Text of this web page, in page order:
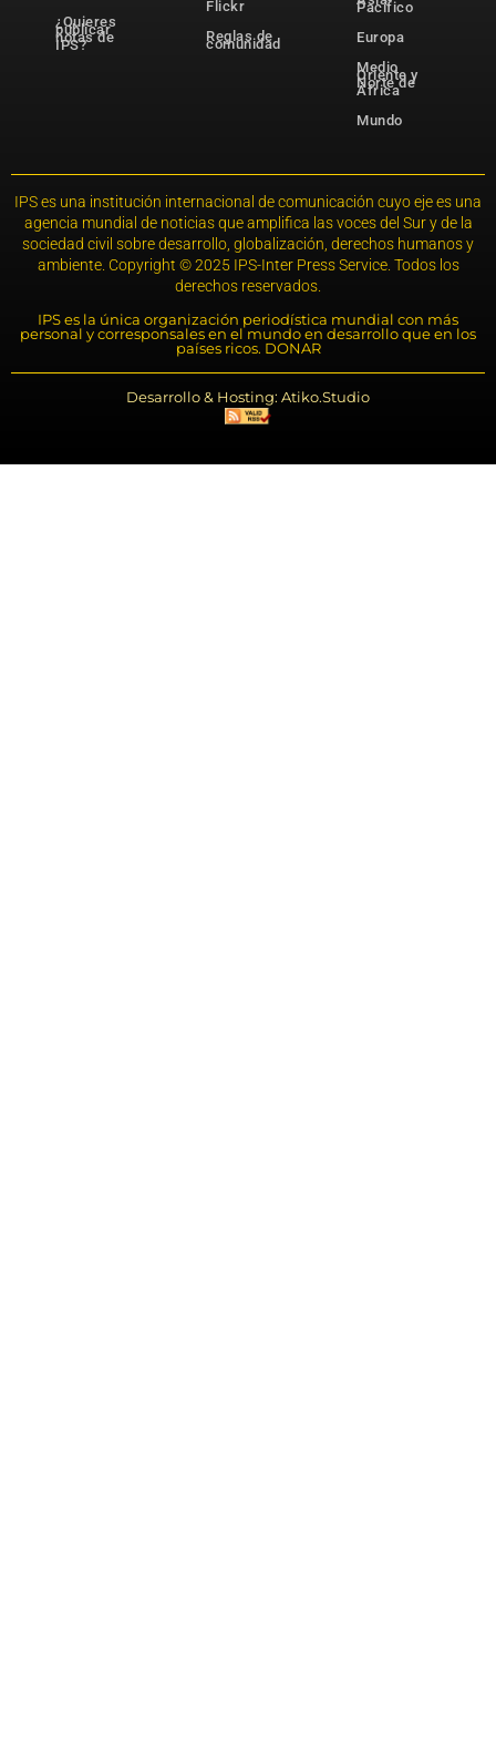
¿Quieres
publicar
notas de
IPS?
Flickr
Reglas de
comunidad
Pacífico
Europa
Medio
Oriente y
Norte de
África
Mundo
IPS es una institución internacional de comunicación cuyo eje es una
agencia mundial de noticias que amplifica las voces del Sur y de la
sociedad civil sobre desarrollo, globalización, derechos humanos y
ambiente. Copyright © 2025 IPS-Inter Press Service. Todos los
derechos reservados.
IPS es la única organización periodística mundial con más
personal y corresponsales en el mundo en desarrollo que en los
países ricos. DONAR
Desarrollo & Hosting: Atiko.Studio